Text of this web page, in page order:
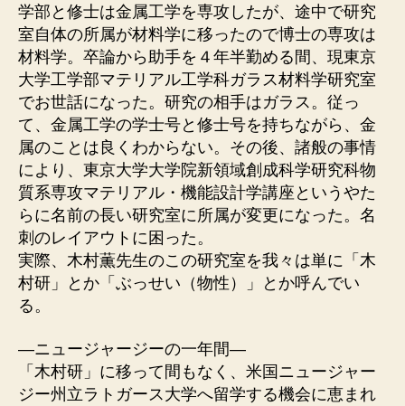
学部と修士は金属工学を専攻したが、途中で研究
室自体の所属が材料学に移ったので博士の専攻は
材料学。卒論から助手を４年半勤める間、現東京
大学工学部マテリアル工学科ガラス材料学研究室
でお世話になった。研究の相手はガラス。従っ
て、金属工学の学士号と修士号を持ちながら、金
属のことは良くわからない。その後、諸般の事情
により、東京大学大学院新領域創成科学研究科物
質系専攻マテリアル・機能設計学講座というやた
らに名前の長い研究室に所属が変更になった。名
刺のレイアウトに困った。
実際、木村薫先生のこの研究室を我々は単に「木
村研」とか「ぶっせい（物性）」とか呼んでい
る。
—ニュージャージーの一年間—
「木村研」に移って間もなく、米国ニュージャー
ジー州立ラトガース大学へ留学する機会に恵まれ